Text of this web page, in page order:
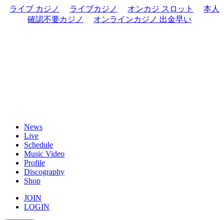
ライブ カジノ ライブカジノ オンカジ スロット
本人
確認不要カジノ
オンラインカジノ 出金早い
News
Live
Schedule
Music Video
Profile
Discography
Shop
JOIN
LOGIN